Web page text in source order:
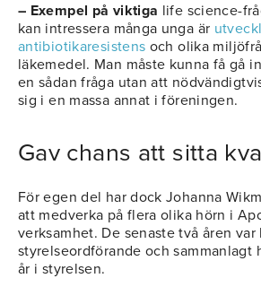
– Exempel på viktiga life science-
kan intressera många unga är
antibiotikaresistens och olika
läkemedel. Man måste kunna få gå
en sådan fråga utan att
sig i en massa annat i föreningen.
Gav chans att sitta
För egen del har dock Johanna
att medverka på flera olika hörn i
verksamhet. De senaste två åren
styrelseordförande och sammanlagt
år i styrelsen.